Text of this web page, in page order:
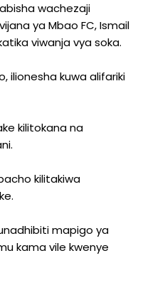
wachezaji
ya Mbao FC, Ismail
viwanja vya soka.
ilionesha kuwa alifariki
kilitokana na
kilitakiwa
mapigo ya
kama vile kwenye